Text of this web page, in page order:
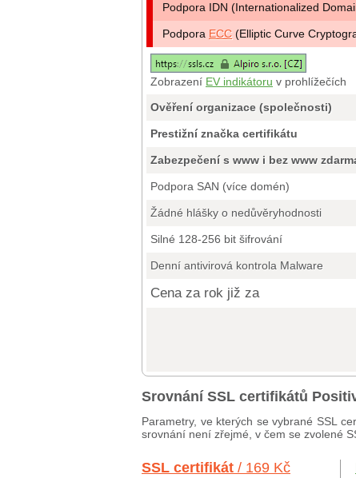
Podpora IDN (Internationalized
Podpora ECC (Elliptic Curve
Zobrazení EV indikátoru v prohlížečích
Ověření organizace (společnosti)
Prestižní značka certifikátu
Zabezpečení s www i bez www
Podpora SAN (více domén)
Žádné hlášky o nedůvěryhodnosti
Silné 128-256 bit šifrování
Denní antivirová kontrola Malware
Cena za rok již za
Srovnání SSL certifikátů
Parametry, ve kterých se vybrané SSL
srovnání není zřejmé, v čem se zvolené
SSL certifikát / 169 Kč